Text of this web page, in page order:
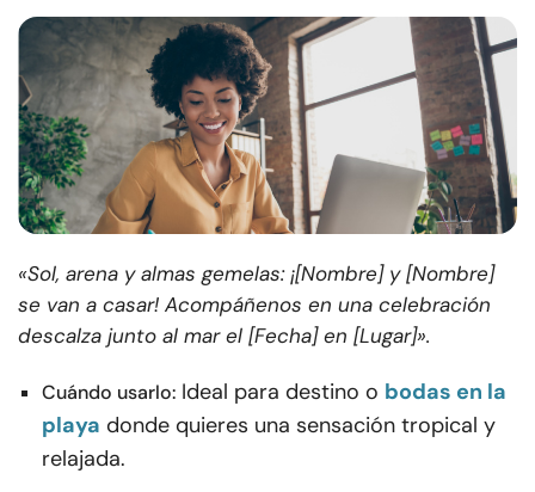
«Sol, arena y almas gemelas: ¡[Nombre] y [Nombre]
se van a casar! Acompáñenos en una celebración
descalza junto al mar el [Fecha] en [Lugar]».
Cuándo usarlo: Ideal para destino o bodas en la
playa donde quieres una sensación tropical y
relajada.